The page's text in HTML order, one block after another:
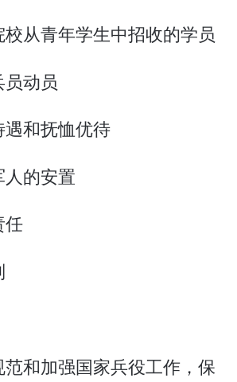
从青年学生中招收的学员
动员
和抚恤优待
的安置
任
和加强国家兵役工作，保